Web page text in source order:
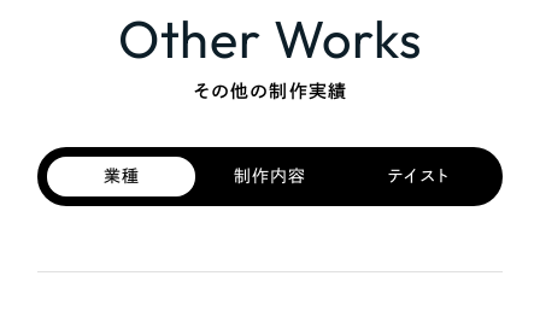
Other Works
その他の制作実績
業種 制作内容 テイスト